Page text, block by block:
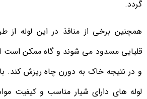
گردد.
همچنین برخی از منافذ در این لوله
قلیایی مسدود می شوند و گاه ممکن است
و در نتیجه خاک به دورن چاه ریزش کند.
لوله های دارای شیار مناسب و کیفیت